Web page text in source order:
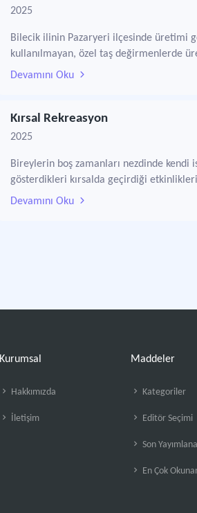
2025
Bilecik ilinin Pazaryeri ilçesinde üretimi
kullanılmayan, özel taş değirmenlerde
Devamını Oku
Kırsal Rekreasyon
2025
Bireylerin boş zamanları nezdinde
gösterdikleri kırsalda geçirdiği
Devamını Oku
Kurumsal
Hakkımızda
İletişim
Maddeler
Kategoriler
Editör Seçimi
Son
En Çok